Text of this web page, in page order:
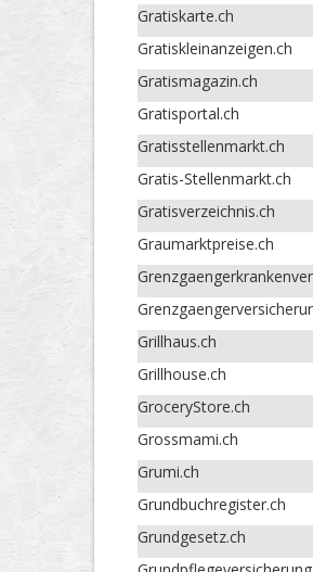
Gratiskarte.ch
Gratiskleinanzeigen.ch
Gratismagazin.ch
Gratisportal.ch
Gratisstellenmarkt.ch
Gratis-Stellenmarkt.ch
Gratisverzeichnis.ch
Graumarktpreise.ch
Grillhaus.ch
Grillhouse.ch
GroceryStore.ch
Grossmami.ch
Grumi.ch
Grundbuchregister.ch
Grundgesetz.ch